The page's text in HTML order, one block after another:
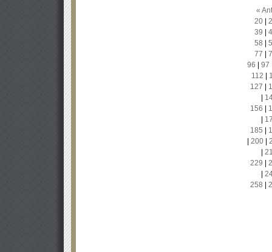
«
20|
39
58
77
96
97
112
127
156
185
200|
229
258